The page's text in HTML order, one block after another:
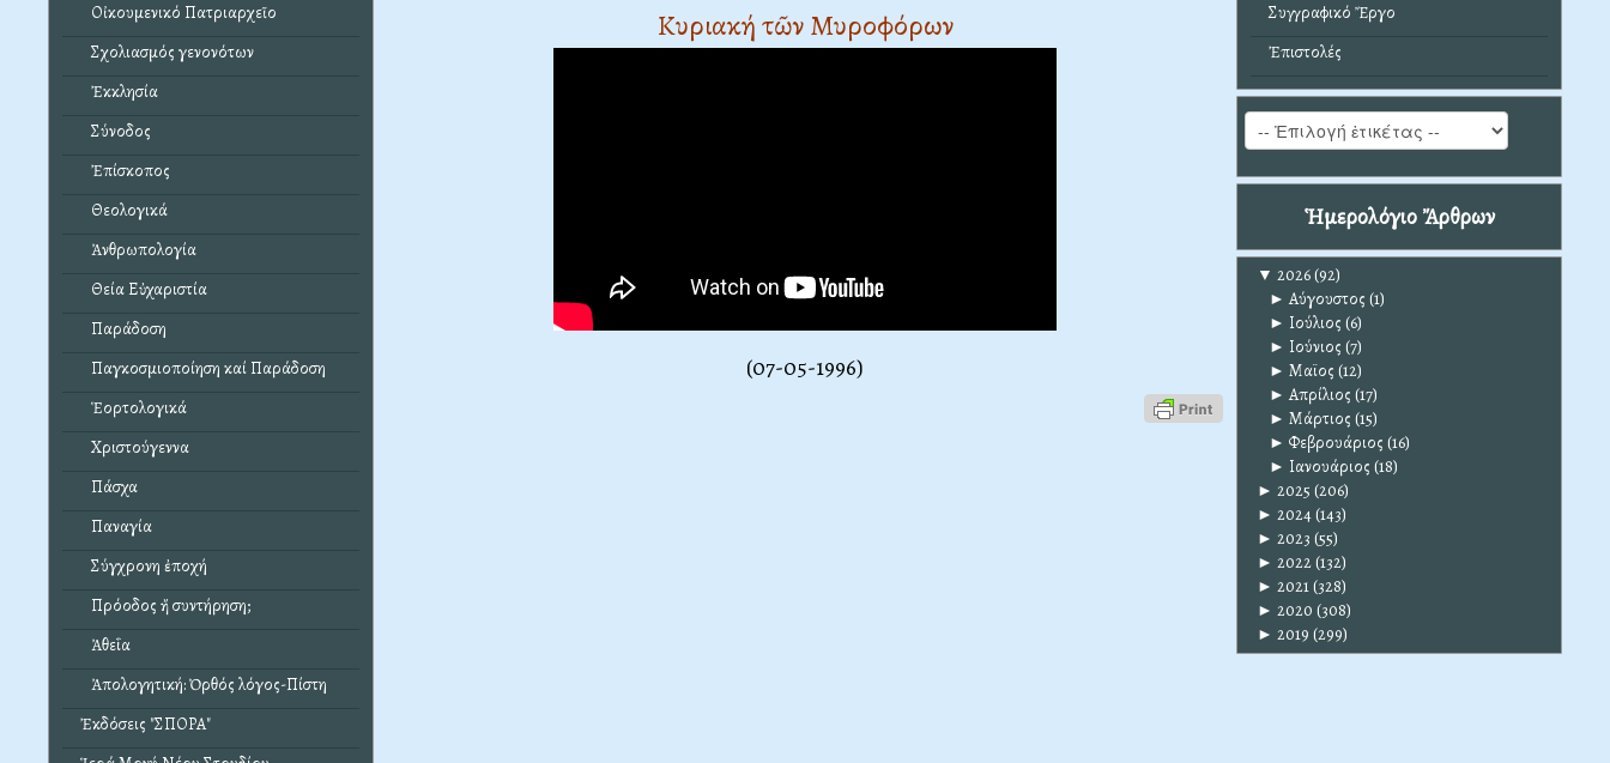
Οἰκουμενικό Πατριαρχεῖο
Σχολιασμός γενονότων
Ἐκκλησία
Σύνοδος
Ἐπίσκοπος
Θεολογικά
Ἀνθρωπολογία
Θεία Εὐχαριστία
Παράδοση
Παγκοσμιοποίηση καί Παράδοση
Ἑορτολογικά
Χριστούγεννα
Πάσχα
Παναγία
Σύγχρονη ἐποχή
Πρόοδος ἤ συντήρηση;
Ἀθεΐα
Ἀπολογητική: Ὀρθός λόγος-Πίστη
Ἐκδόσεις "ΣΠΟΡΑ"
Κυριακή τῶν Μυροφόρων
(07-05-1996)
Συγγραφικό Ἔργο
Ἐπιστολές
Ἡμερολόγιο Ἄρθρων
▼ 2026(92)
► Αύγουστος (1)
► Ιούλιος (6)
► Ιούνιος (7)
► Μαϊος (12)
► Απρίλιος (17)
► Μάρτιος (15)
► Φεβρουάριος (16)
► Ιανουάριος (18)
► 2025 (206)
► 2024(143)
► 2023 (55)
► 2022(132)
► 2021(328)
► 2020 (308)
► 2019 (299)